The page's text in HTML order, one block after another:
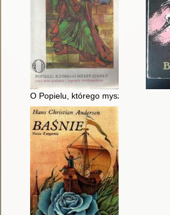
O Popielu, którego myszy zjadły